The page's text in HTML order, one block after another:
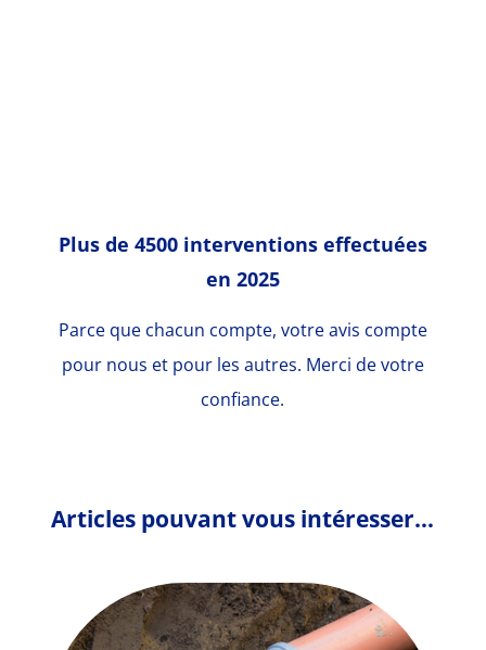
Plus de 4500 interventions effectuées
en 2025
Parce que chacun compte, votre avis compte
pour nous et pour les autres. Merci de votre
confiance.
Articles pouvant vous intéresser…